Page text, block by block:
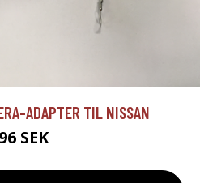
ADAPTER TIL NISSAN
SEK